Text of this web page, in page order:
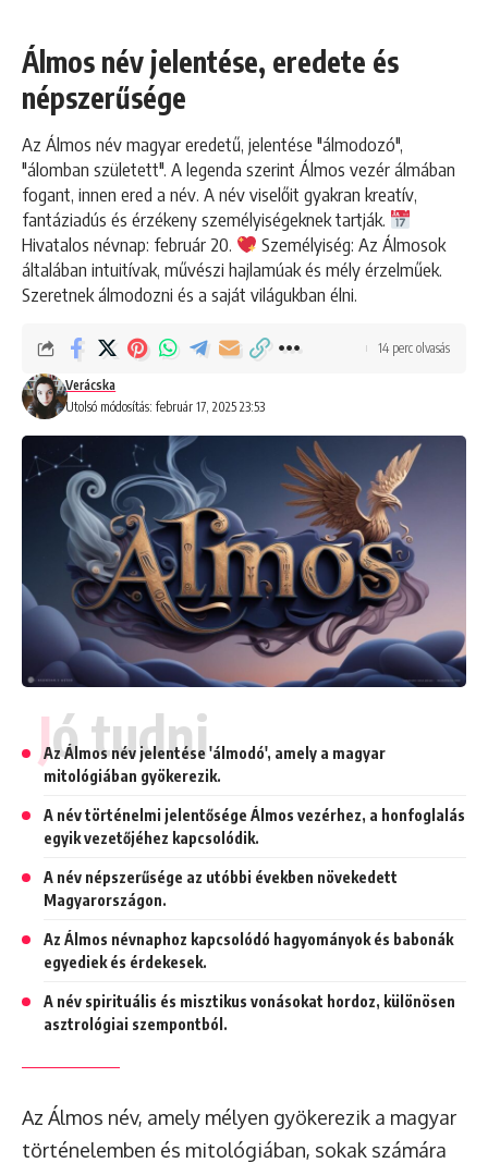
Álmos név jelentése, eredete és
népszerűsége
Az Álmos név magyar eredetű, jelentése "álmodozó",
"álomban született". A legenda szerint Álmos vezér álmában
fogant, innen ered a név. A név viselőit gyakran kreatív,
fantáziadús és érzékeny személyiségeknek tartják.
Hivatalos névnap: február 20.
Személyiség: Az Álmosok
általában intuitívak, művészi hajlamúak és mély érzelműek.
Szeretnek álmodozni és a saját világukban élni.
Utolsó módosítás: február 17, 2025 23:53
Verácska
14 perc olvasás
Jó tudni
Az Álmos név jelentése 'álmodó', amely a magyar
mitológiában gyökerezik.
A név történelmi jelentősége Álmos vezérhez, a honfoglalás
egyik vezetőjéhez kapcsolódik.
A név népszerűsége az utóbbi években növekedett
Magyarországon.
Az Álmos névnaphoz kapcsolódó hagyományok és babonák
egyediek és érdekesek.
A név spirituális és misztikus vonásokat hordoz, különösen
asztrológiai szempontból.
Az Álmos név, amely mélyen gyökerezik a magyar
történelemben és mitológiában, sokak számára